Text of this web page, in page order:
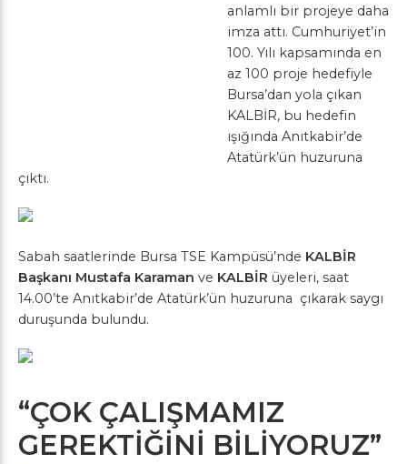
anlamlı bir projeye daha
imza attı. Cumhuriyet’in
100. Yılı kapsamında en
az 100 proje hedefiyle
Bursa’dan yola çıkan
KALBİR, bu hedefin
ışığında Anıtkabir’de
Atatürk’ün huzuruna
çıktı.
Sabah saatlerinde Bursa TSE Kampüsü’nde KALBİR
Başkanı Mustafa Karaman ve KALBİR üyeleri, saat
14.00’te Anıtkabir’de Atatürk’ün huzuruna çıkarak saygı
duruşunda bulundu.
“ÇOK ÇALIŞMAMIZ
GEREKTİĞİNİ BİLİYORUZ”